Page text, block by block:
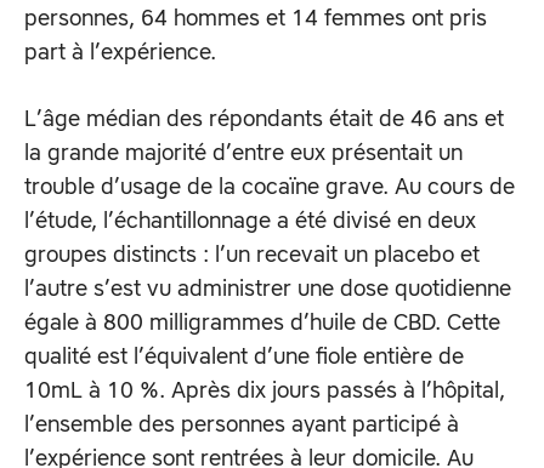
personnes, 64 hommes et 14 femmes ont pris
part à l’expérience.
L’âge médian des répondants était de 46 ans et
la grande majorité d’entre eux présentait un
trouble d’usage de la cocaïne grave. Au cours de
l’étude, l’échantillonnage a été divisé en deux
groupes distincts : l’un recevait un placebo et
l’autre s’est vu administrer une dose quotidienne
égale à 800 milligrammes d’huile de CBD. Cette
qualité est l’équivalent d’une fiole entière de
10mL à 10 %. Après dix jours passés à l’hôpital,
l’ensemble des personnes ayant participé à
l’expérience sont rentrées à leur domicile. Au